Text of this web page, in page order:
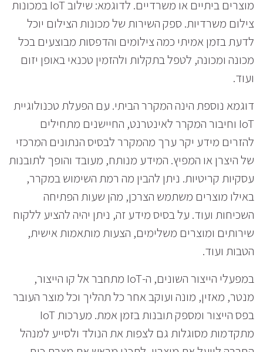
מוצרים ביתיים או משרדיים. לדוגמא: שילוב IoT במכונות
צילום משרדיות. ספק השירות של מכונות הצילום יוכל
לדעת בזמן אמיתי כמה צילומים והדפסות מבוצעים בכל
מכונה ומכונה, לטפל בתקלות ולהזמין טכנאי באופן יזום
ועוד.
דוגמא נוספת הינה המקרר הביתי. עם הפעלת טכנולוגיית
IoT וחיבור המקרר לאינטרנט, החיישנים מתחילים
להזרים מידע יקר ערך מהמקרר לבסיס הנתונים המרכזי
של היצרן או המפיץ. המידע מנותח, מעובד והופך לתובנות
עסקיות קריטיות. ניתן להבין מה רמת השימוש במקרר,
באילו מוצרים משתמש הצרכן, מהן שעות הפתיחה
השכיחות ועוד. על בסיס מידע זה, ניתן יהיה להציע ללקוח
שירותים ומוצרים משלימים, הצעות מותאמות אישית,
הטבות ועוד.
במפעלי הייצור השונים, ה-IoT מתחבר אל קו הייצור,
מנטר, מאזין, מונה ועוקב אחר כל תהליך וכל מוצר העובר
בפס הייצור ומספק תובנות בזמן אמת. מערכות IoT
מתקדמות מסוגלות גם לצפות את הנולד ולסייע למנהל